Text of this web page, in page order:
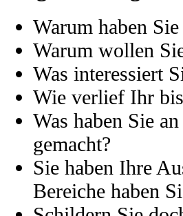
Warum haben
Warum wollen
Was interessiert
Wie verlief Ihr
Was haben Sie
gemacht?
Sie haben Ihre
Bereiche haben